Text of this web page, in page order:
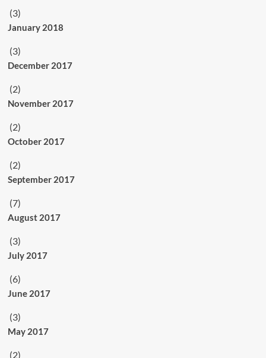
(3)
January 2018
(3)
December 2017
(2)
November 2017
(2)
October 2017
(2)
September 2017
(7)
August 2017
(3)
July 2017
(6)
June 2017
(3)
May 2017
(2)